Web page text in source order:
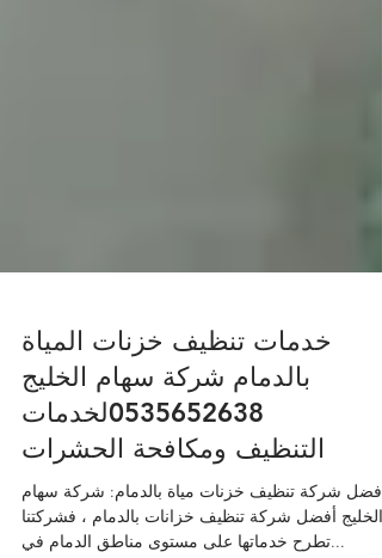
خدمات تنظيف خزنات المياة
بالدمام شركة سهام الخليج
0535652638لخدمات
التنظيف ومكافحة الحشرات